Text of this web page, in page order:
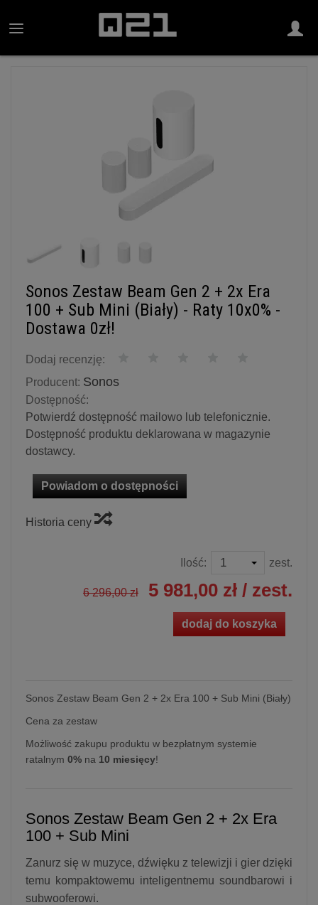
Sonos Zestaw Beam Gen 2 + 2x Era
100 + Sub Mini (Biały) - Raty 10x0% -
Dostawa 0zł!
Dodaj recenzję:
Producent: Sonos
Dostępność:
Potwierdź dostępność mailowo lub telefonicznie.
Dostępność produktu deklarowana w magazynie
dostawcy.
Powiadom o dostępności
Historia ceny
Ilość: zest.
6 296,00 zł 5 981,00 zł / zest.
dodaj do koszyka
Sonos Zestaw Beam Gen 2 + 2x Era 100 + Sub Mini (Biały)
Cena za zestaw
Możliwość zakupu produktu w bezpłatnym systemie
ratalnym 0% na 10 miesięcy!
Sonos Zestaw Beam Gen 2 + 2x Era
100 + Sub Mini
Zanurz się w muzyce, dźwięku z telewizji i gier dzięki
temu kompaktowemu inteligentnemu soundbarowi i
subwooferowi.